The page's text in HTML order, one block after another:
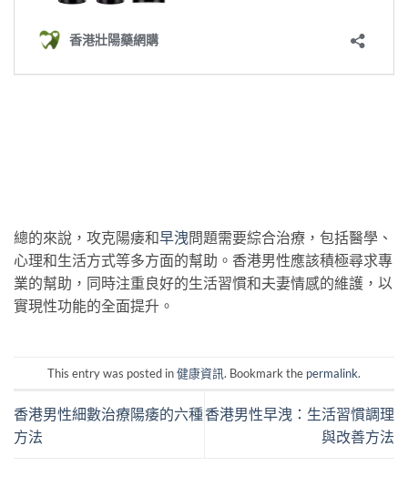
總的來說，攻克陽痿和早洩問題需要綜合治療，包括醫學、
心理和生活方式等多方面的幫助。香港男性應該積極尋求專
業的幫助，同時注重良好的生活習慣和夫妻情感的維護，以
實現性功能的全面提升。
This entry was posted in健康資訊. Bookmark the permalink.
香港男性細數治療陽痿的六種
方法
香港男性早洩：生活習慣調理
與改善方法